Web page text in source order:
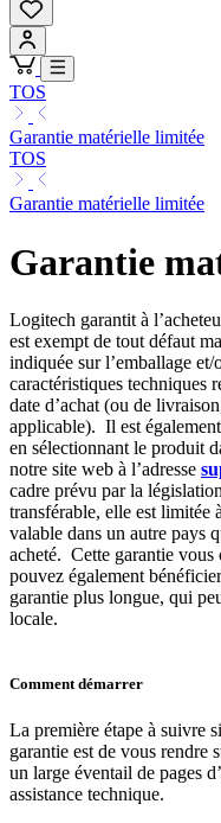
TOS
Garantie matérielle limitée
TOS
Garantie matérielle limitée
Garantie
Logitech garantit à
est exempt de tout défaut
indiquée sur l’emballage et/
caractéristiques techniques
date d’achat (ou de
applicable). Il est
en sélectionnant le produit
notre site web à l’adresse
cadre prévu par la
transférable, elle est limitée
valable dans un autre pays
acheté. Cette garantie vous
pouvez également
garantie plus longue, qui
locale.
Comment démarrer
La première étape à suivre
garantie est de vous rendre
un large éventail de pages
assistance technique.